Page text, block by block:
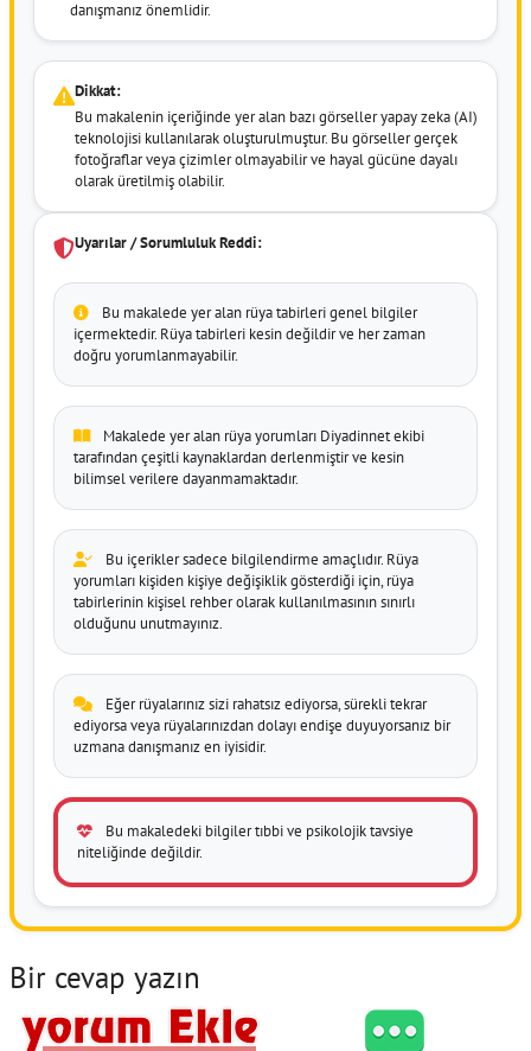
danışmanız önemlidir.
Dikkat:
Bu makalenin içeriğinde yer alan bazı görseller yapay zeka (AI)
teknolojisi kullanılarak oluşturulmuştur. Bu görseller gerçek
fotoğraflar veya çizimler olmayabilir ve hayal gücüne dayalı
olarak üretilmiş olabilir.
Uyarılar / Sorumluluk Reddi:
Bu makalede yer alan rüya tabirleri genel bilgiler
içermektedir. Rüya tabirleri kesin değildir ve her zaman
doğru yorumlanmayabilir.
Makalede yer alan rüya yorumları Diyadinnet ekibi
tarafından çeşitli kaynaklardan derlenmiştir ve kesin
bilimsel verilere dayanmamaktadır.
Bu içerikler sadece bilgilendirme amaçlıdır. Rüya
yorumları kişiden kişiye değişiklik gösterdiği için, rüya
tabirlerinin kişisel rehber olarak kullanılmasının sınırlı
olduğunu unutmayınız.
Eğer rüyalarınız sizi rahatsız ediyorsa, sürekli tekrar
ediyorsa veya rüyalarınızdan dolayı endişe duyuyorsanız bir
uzmana danışmanız en iyisidir.
Bu makaledeki bilgiler tıbbi ve psikolojik tavsiye
niteliğinde değildir.
Bir cevap yazın